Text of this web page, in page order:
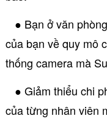
● Bạn ở văn
của bạn về quy mô
thống camera mà
● Giảm thiểu chi
của từng nhân viên